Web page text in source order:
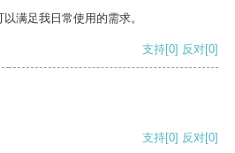
满足我日常使用的需求。
支持[0] 反对[0]
支持[0] 反对[0]